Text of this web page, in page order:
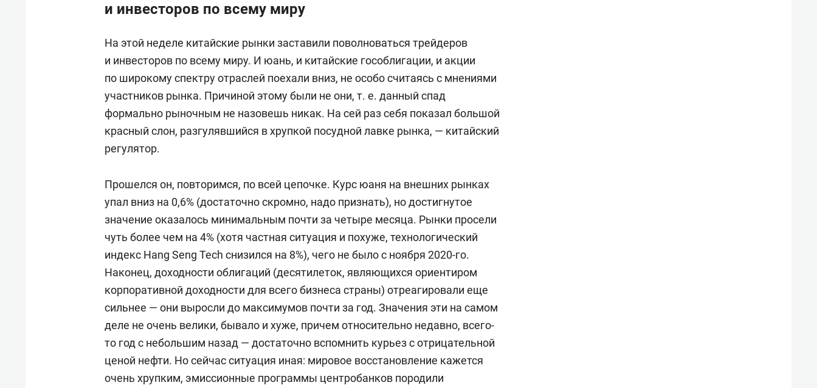
и инвесторов по всему миру
На этой неделе китайские рынки заставили поволноваться трейдеров
и инвесторов по всему миру. И юань, и китайские гособлигации, и акции
по широкому спектру отраслей поехали вниз, не особо считаясь с мнениями
участников рынка. Причиной этому были не они, т. е. данный спад
формально рыночным не назовешь никак. На сей раз себя показал большой
красный слон, разгулявшийся в хрупкой посудной лавке рынка, — китайский
регулятор.
Прошелся он, повторимся, по всей цепочке. Курс юаня на внешних рынках
упал вниз на 0,6% (достаточно скромно, надо признать), но достигнутое
значение оказалось минимальным почти за четыре месяца. Рынки просели
чуть более чем на 4% (хотя частная ситуация и похуже, технологический
индекс Hang Seng Tech снизился на 8%), чего не было с ноября 2020-го.
Наконец, доходности облигаций (десятилеток, являющихся ориентиром
корпоративной доходности для всего бизнеса страны) отреагировали еще
сильнее — они выросли до максимумов почти за год. Значения эти на самом
деле не очень велики, бывало и хуже, причем относительно недавно, всего-
то год с небольшим назад — достаточно вспомнить курьез с отрицательной
ценой нефти. Но сейчас ситуация иная: мировое восстановление кажется
очень хрупким, эмиссионные программы центробанков породили